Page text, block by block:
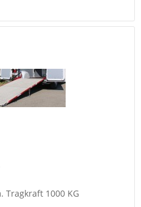
Tragkraft 1000 KG